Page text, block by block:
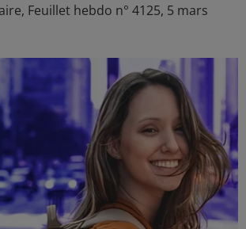
Feuillet hebdo n° 4125, 5 mars